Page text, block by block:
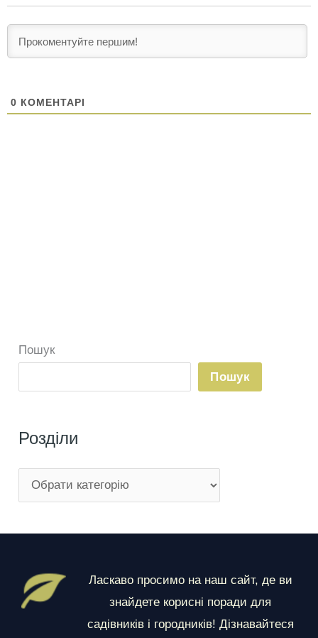
0 КОМЕНТАРІ
Пошук
Пошук
Розділи
о
л
Ласкаво просимо на наш сайт, де ви
знайдете корисні поради для
садівників і городників! Дізнавайтеся